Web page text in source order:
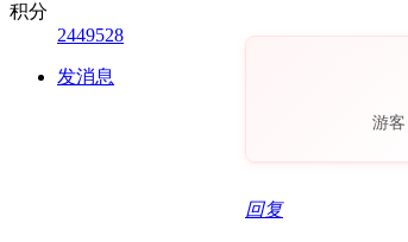
积分
2449528
发消息
游
回复